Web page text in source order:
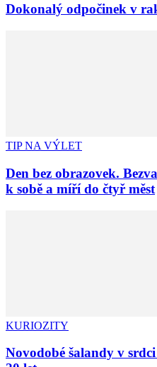
Dokonalý odpočinek v
TIP NA VÝLET
Den bez obrazovek.
k sobě a míří do čtyř měst
KURIOZITY
Novodobé šalandy v